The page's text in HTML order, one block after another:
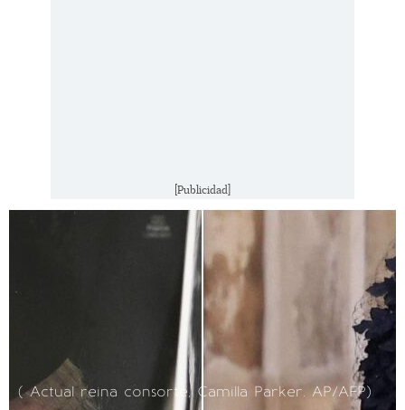
[Publicidad]
( Actual reina consorte, Camilla Parker. AP/AFP)